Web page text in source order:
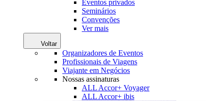
Eventos privados
Seminários
Convenções
Ver mais
Voltar
Organizadores de Eventos
Profissionais de Viagens
Viajante em Negócios
Nossas assinaturas
ALL Accor+ Voyager
ALL Accor+ ibis